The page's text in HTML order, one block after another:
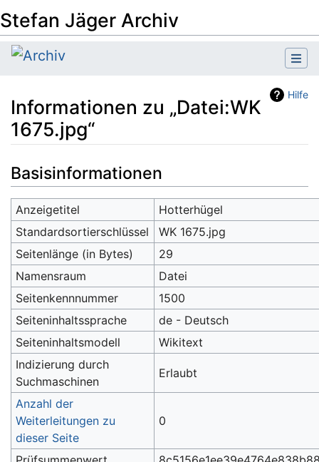
Stefan Jäger Archiv
Hilfe
Informationen zu „Datei:WK
1675.jpg“
Wechseln zu: Navigation
Basisinformationen
Anzeigetitel
Hotterhügel
Standardsortierschlüssel
WK 1675.jpg
Seitenlänge (in Bytes)
29
Namensraum
Datei
Seitenkennnummer
1500
Seiteninhaltssprache
de - Deutsch
Seiteninhaltsmodell
Wikitext
Indizierung durch
Suchmaschinen
Erlaubt
Anzahl der
Weiterleitungen zu
dieser Seite
0